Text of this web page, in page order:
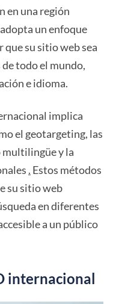
en una región
un enfoque
que su sitio web sea
todo el mundo,
e idioma.
implica
el geotargeting, las
y la
. Estos métodos
su sitio web
en diferentes
a un público
internacional